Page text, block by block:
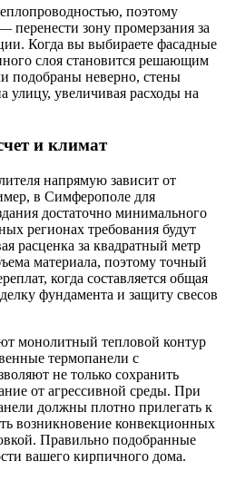
поэтому
перенести зону промерзания за
Когда вы выбираете фасадные
слоя становится решающим
подобраны неверно, стены
улицу, увеличивая расходы на
и климат
напрямую зависит от
в Симферополе для
достаточно минимального
регионах требования будут
расценка за квадратный метр
материала, поэтому точный
когда составляется общая
фундамента и защиту свесов
монолитный тепловой контур
термопанели с
не только сохранить
от агрессивной среды. При
должны плотно прилегать к
возникновение конвекционных
Правильно подобранные
вашего кирпичного дома.